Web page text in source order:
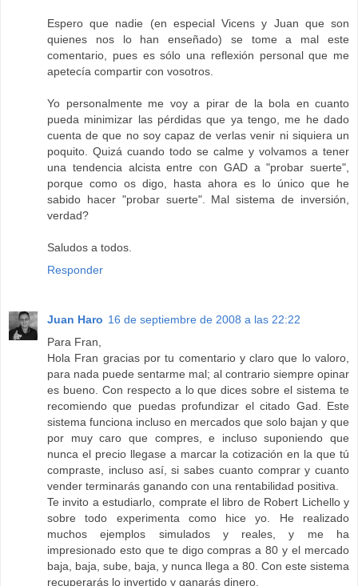
Espero que nadie (en especial Vicens y Juan que son
quienes nos lo han enseñado) se tome a mal este
comentario, pues es sólo una reflexión personal que me
apetecía compartir con vosotros.
Yo personalmente me voy a pirar de la bola en cuanto
pueda minimizar las pérdidas que ya tengo, me he dado
cuenta de que no soy capaz de verlas venir ni siquiera un
poquito. Quizá cuando todo se calme y volvamos a tener
una tendencia alcista entre con GAD a "probar suerte",
porque como os digo, hasta ahora es lo único que he
sabido hacer "probar suerte". Mal sistema de inversión,
verdad?
Saludos a todos.
Responder
Juan Haro 16 de septiembre de 2008 a las 22:22
Para Fran,
Hola Fran gracias por tu comentario y claro que lo valoro,
para nada puede sentarme mal; al contrario siempre opinar
es bueno. Con respecto a lo que dices sobre el sistema te
recomiendo que puedas profundizar el citado Gad. Este
sistema funciona incluso en mercados que solo bajan y que
por muy caro que compres, e incluso suponiendo que
nunca el precio llegase a marcar la cotización en la que tú
compraste, incluso así, si sabes cuanto comprar y cuanto
vender terminarás ganando con una rentabilidad positiva.
Te invito a estudiarlo, comprate el libro de Robert Lichello y
sobre todo experimenta como hice yo. He realizado
muchos ejemplos simulados y reales, y me ha
impresionado esto que te digo compras a 80 y el mercado
baja, baja, sube, baja, y nunca llega a 80. Con este sistema
recuperarás lo invertido y ganarás dinero.